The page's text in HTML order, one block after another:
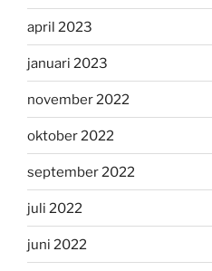
april 2023
januari 2023
november 2022
oktober 2022
september 2022
juli 2022
juni 2022